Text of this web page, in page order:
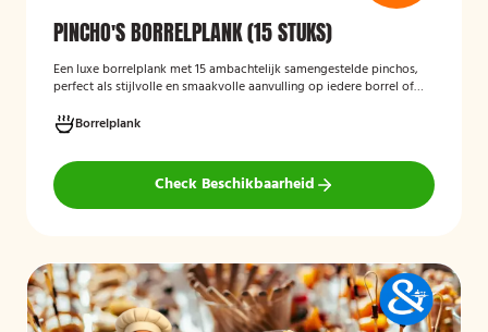
PINCHO'S BORRELPLANK (15 STUKS)
Een luxe borrelplank met 15 ambachtelijk samengestelde pinchos,
perfect als stijlvolle en smaakvolle aanvulling op iedere borrel of
Borrelplank
Check Beschikbaarheid